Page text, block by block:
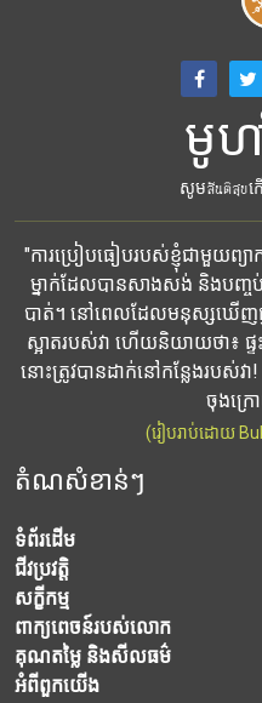
មូហ
សូមสันติสุข
"ការប្រៀបធៀបរបស់ខ្ញុំជាមួយព្យ
ម្នាក់ដែលបានសាងសង់ និងបញ្
បាត់។ នៅពេលដែលមនុស្សឃើញ
ស្អាតរបស់វា ហើយនិយាយថា៖ ផ្ទ
នោះត្រូវបានដាក់នៅកន្លែងរបស់វា!
ចុងក្រ
(រៀបរាប់ដោយ
តំណសំខាន់ៗ
ទំព័រដើម
ជីវប្រវត្តិ
សក្ខីកម្ម
ពាក្យពេចន៍របស់លោក
គុណតម្លៃ និងសីលធម៌
អំពី​ពួក​យើង